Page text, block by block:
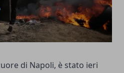
di Napoli, è stato ieri